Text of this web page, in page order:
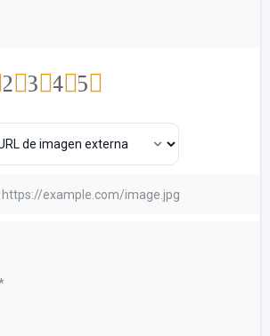
5
4
3
2